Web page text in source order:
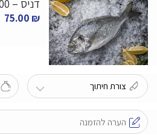
600
גרם
דניס – 800 גרם
75.00 ₪